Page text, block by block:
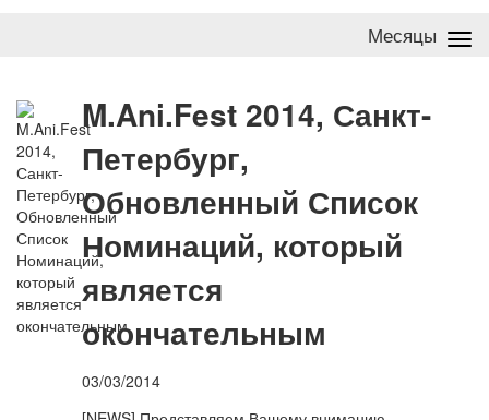
Месяцы
M.Ani.Fest 2014, Санкт-
Петербург,
Обновленный Список
Номинаций, который
является
окончательным
03/03/2014